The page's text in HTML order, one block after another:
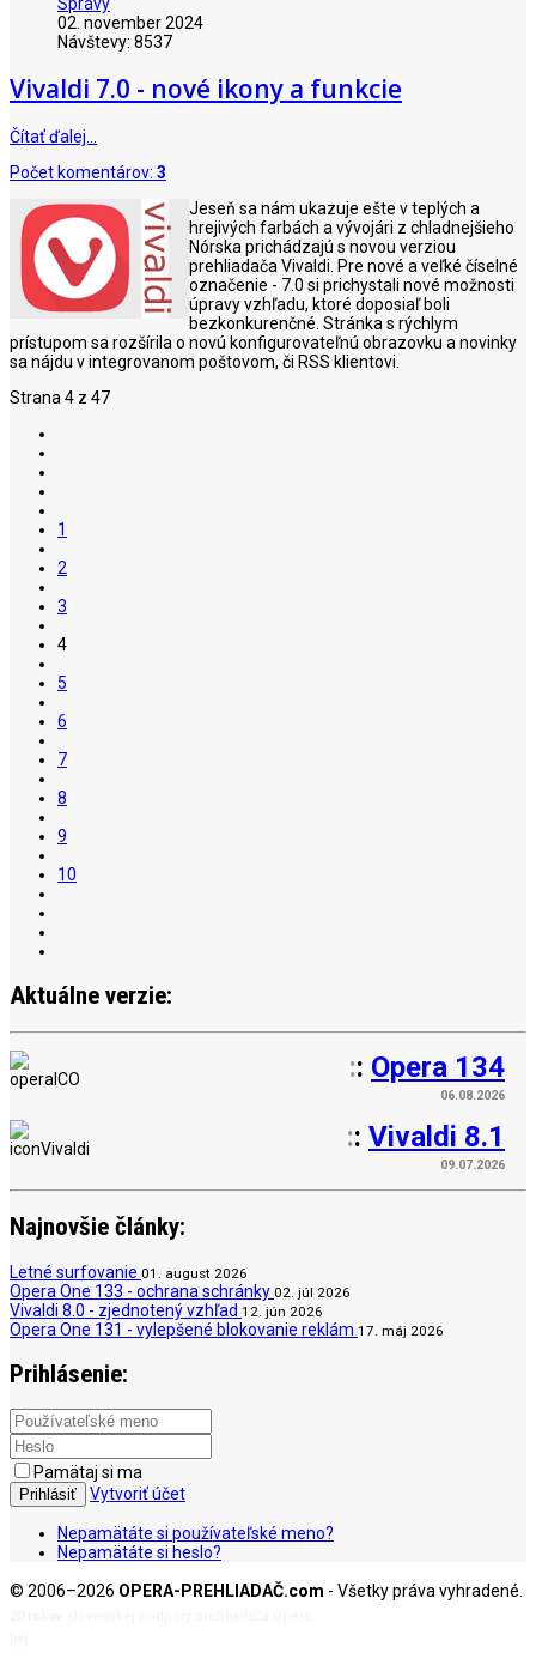
02. november 2024
Návštevy: 8537
Vivaldi 7.0 - nové ikony a funkcie
Čítať ďalej…
Počet komentárov: 3
Jeseň sa nám ukazuje ešte v teplých a
hrejivých farbách a vývojári z chladnejšieho
Nórska prichádzajú s novou verziou
prehliadača Vivaldi. Pre nové a veľké číselné
označenie - 7.0 si prichystali nové možnosti
úpravy vzhľadu, ktoré doposiaľ boli
bezkonkurenčné. Stránka s rýchlym
prístupom sa rozšírila o novú konfigurovateľnú obrazovku a novinky
sa nájdu v integrovanom poštovom, či RSS klientovi.
Strana 4 z 47
1
2
3
4
5
6
7
8
9
10
Aktuálne verzie:
:: Opera 134
06.08.2026
:: Vivaldi 8.1
09.07.2026
Najnovšie články:
Letné surfovanie 01. august 2026
Opera One 133 - ochrana schránky 02. júl 2026
Vivaldi 8.0 - zjednotený vzhľad 12. jún 2026
Opera One 131 - vylepšené blokovanie reklám 17. máj 2026
Prihlásenie:
Pamätaj si ma
Prihlásiť Vytvoriť účet
Nepamätáte si používateľské meno?
Nepamätáte si heslo?
© 2006–2026 OPERA-PREHLIADAČ.com - Všetky práva vyhradené.